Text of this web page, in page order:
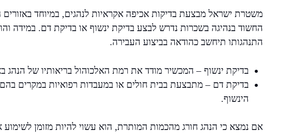
משטרת ישראל מבצעת בדיקות אכיפה אקראיות לנהגים, במיוחד באזורים
החשוד בנהיגה בשכרות נדרש לבצע בדיקת ינשוף או בדיקת דם. במידה
התנהגותו תיחשב כהודאה בביצוע העבירה.
בדיקת ינשוף – המכשיר מודד את רמת האלכוהול בריאותיו של הנהג
בדיקת דם – מתבצעת בבית חולים או במעבדות רפואיות במקרים
הינשוף.
אם נמצא כי הנהג חורג מהכמות המותרת, הוא עשוי להיות מזומן